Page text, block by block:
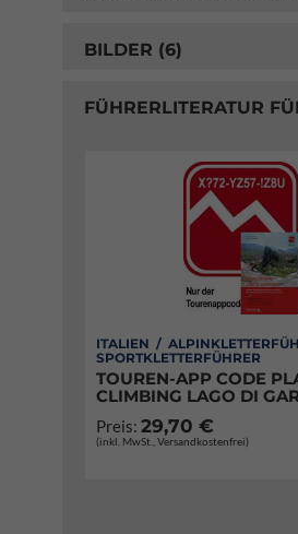
BILDER (6)
FÜHRERLITERATUR
ITALIEN /
SPORTKLETTERFÜHRER
TOUREN-APP CODE
CLIMBING LAGO DI
Preis: 29,70 €
(inkl. MwSt., Versandkostenfrei)